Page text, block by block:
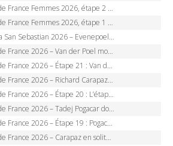
2026, étape 2 – Lorena Wiebes doublé à Genève, Markus héroïque, 7e record
2026, étape 1 – Lorena Wiebes intouchable à Lausanne, premier maillot jaune
2026 – Evenepoel recordman, 4e victoire, Carapaz battu au sprint
– Van der Poel monumental à Paris, Pogacar égale le record des cinq sacres
– Étape 21 : Van der Poel, Pogacar, qui succédera à Wout van Aert sur les Champs-Elysées ?
– Richard Carapaz roi des Alpes, doublé et maillot à pois, Seixas perd le podium
– Étape 20 : L’étape reine, Galibier, Sarenne, Alpe d’Huez, qui succédera à Pogacar ?
– Tadej Pogacar dompte l’Alpe d’Huez, 5e victoire, record de Pantani pulvérisé
2026 – Étape 19 : Pogacar peut-il enfin dompter l’Alpe d’Huez ?
– Carapaz en solitaire à Orcières-Merlette, Paret-Peintre à un point du maillot à pois